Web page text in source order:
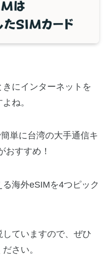
にインターネットを
ね。
単に台湾の大手通信キ
おすすめ！
海外eSIMを4つピック
ていますので、ぜひ
さい。